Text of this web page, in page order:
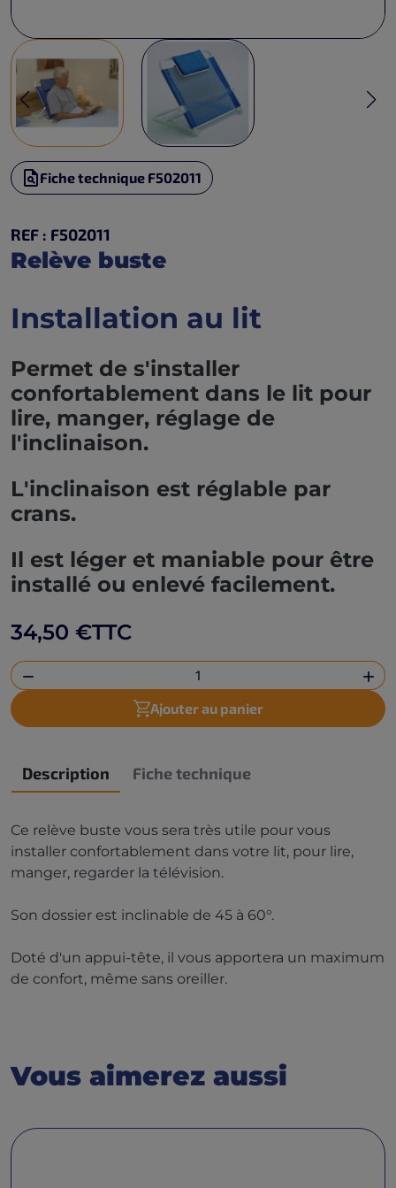
Fiche technique F502011
REF : F502011
Relève buste
Installation au lit
Permet de s'installer
confortablement dans le lit pour
lire, manger, réglage de
l'inclinaison.
L'inclinaison est réglable par
crans.
Il est léger et maniable pour être
installé ou enlevé facilement.
34,50 €TTC
 
Ajouter au panier
Description Fiche technique
Ce relève buste vous sera très utile pour vous
installer confortablement dans votre lit, pour lire,
manger, regarder la télévision.
Son dossier est inclinable de 45 à 60°.
Doté d'un appui-tête, il vous apportera un maximum
de confort, même sans oreiller.
Vous aimerez aussi